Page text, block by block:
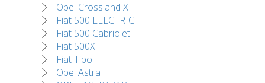
Opel Crossland X
Fiat 500 ELECTRIC
Fiat 500 Cabriolet
Fiat 500X
Fiat Tipo
Opel Astra